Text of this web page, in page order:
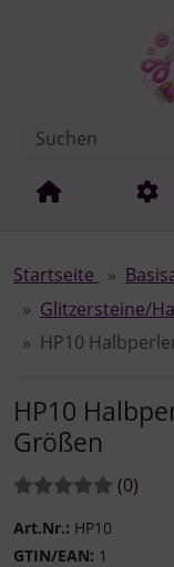
Springe zur
Startseite
Glitzersteine/
HP10
HP10
Größen
Bewertungen:
(0)
Art.Nr.: HP10
GTIN/EAN: 1